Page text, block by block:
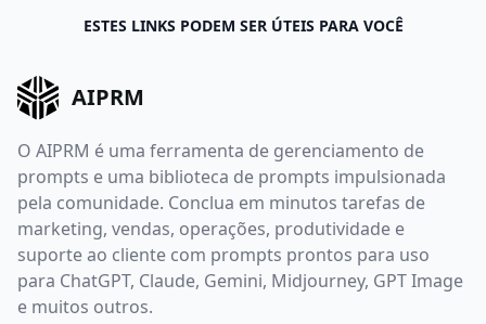
ESTES LINKS PODEM SER ÚTEIS PARA VOCÊ
AIPRM
O AIPRM é uma ferramenta de gerenciamento de
prompts e uma biblioteca de prompts impulsionada
pela comunidade. Conclua em minutos tarefas de
marketing, vendas, operações, produtividade e
suporte ao cliente com prompts prontos para uso
para ChatGPT, Claude, Gemini, Midjourney, GPT Image
e muitos outros.